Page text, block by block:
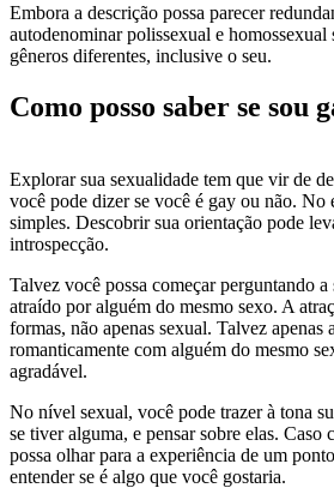
Embora a descrição possa parecer
autodenominar polissexual e homossexual
gêneros diferentes, inclusive o seu.
Como posso saber se sou
Explorar sua sexualidade tem que vir de
você pode dizer se você é gay ou não. No
simples. Descobrir sua orientação pode
introspecção.
Talvez você possa começar perguntando a
atraído por alguém do mesmo sexo. A
formas, não apenas sexual. Talvez apenas
romanticamente com alguém do mesmo
agradável.
No nível sexual, você pode trazer à tona
se tiver alguma, e pensar sobre elas. Caso
possa olhar para a experiência de um
entender se é algo que você gostaria.